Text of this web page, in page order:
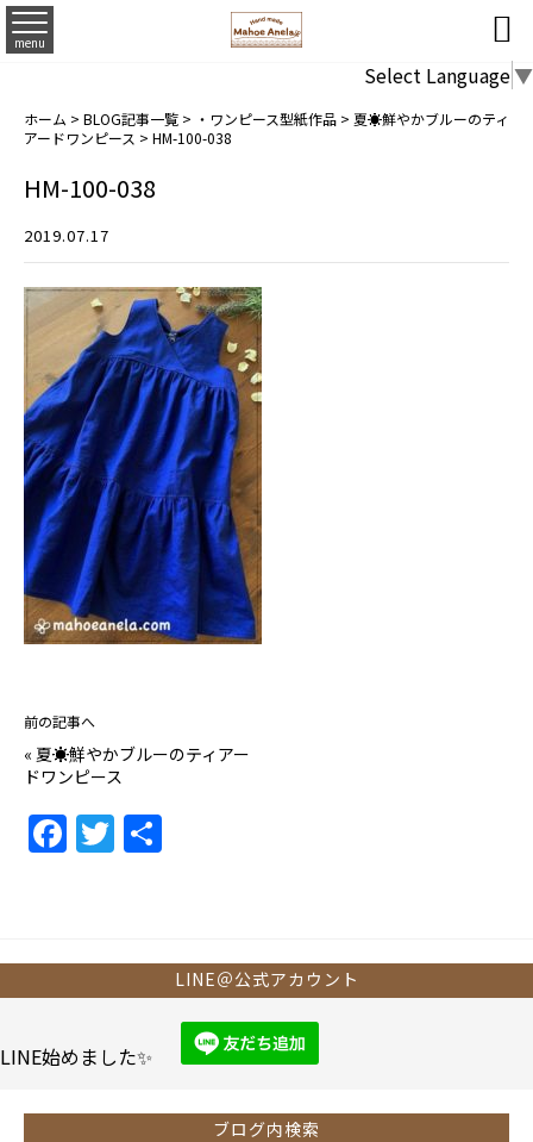
menu 
Select Language▼
ホーム > BLOG記事一覧 > ・ワンピース型紙作品 > 夏☀鮮やかブルーのティ
アードワンピース > HM-100-038
HM-100-038
2019.07.17
前の記事へ
« 夏☀鮮やかブルーのティアー
ドワンピース
F
a
b
o
k
T
w
LINE＠公式アカウント
LINE始めました✨
ブログ内検索